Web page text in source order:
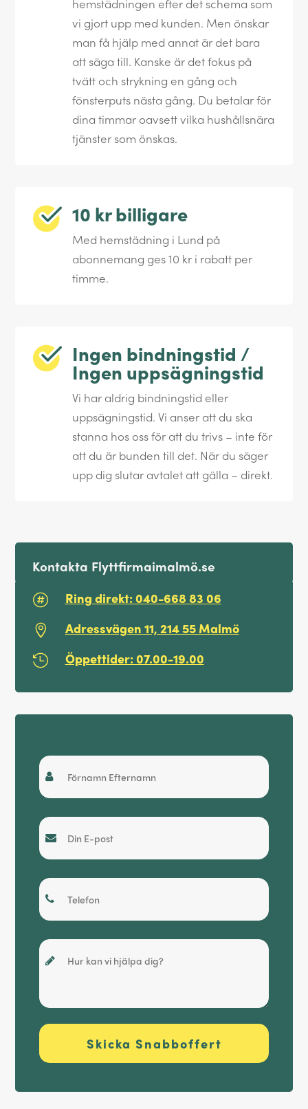
hemstädningen efter det schema som
vi gjort upp med kunden. Men önskar
man få hjälp med annat är det bara
att säga till. Kanske är det fokus på
tvätt och strykning en gång och
fönsterputs nästa gång. Du betalar för
dina timmar oavsett vilka hushållsnära
tjänster som önskas.
10 kr billigare
Med hemstädning i Lund på
abonnemang ges 10 kr i rabatt per
timme.
Ingen bindningstid /
Ingen uppsägningstid
Vi har aldrig bindningstid eller
uppsägningstid. Vi anser att du ska
stanna hos oss för att du trivs – inte för
att du är bunden till det. När du säger
upp dig slutar avtalet att gälla – direkt.
Kontakta Flyttfirmaimalmö.se
 Ring direkt: 040-668 83 06
 Adressvägen 11, 214 55 Malmö
 Öppettider: 07.00-19.00